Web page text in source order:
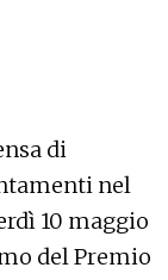
di
nel
10 maggio
del Premio